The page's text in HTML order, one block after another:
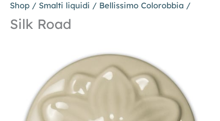
Shop / Smalti liquidi / Bellissimo Colorobbia /
Silk Road